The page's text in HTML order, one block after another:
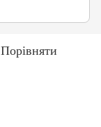
Порівняти